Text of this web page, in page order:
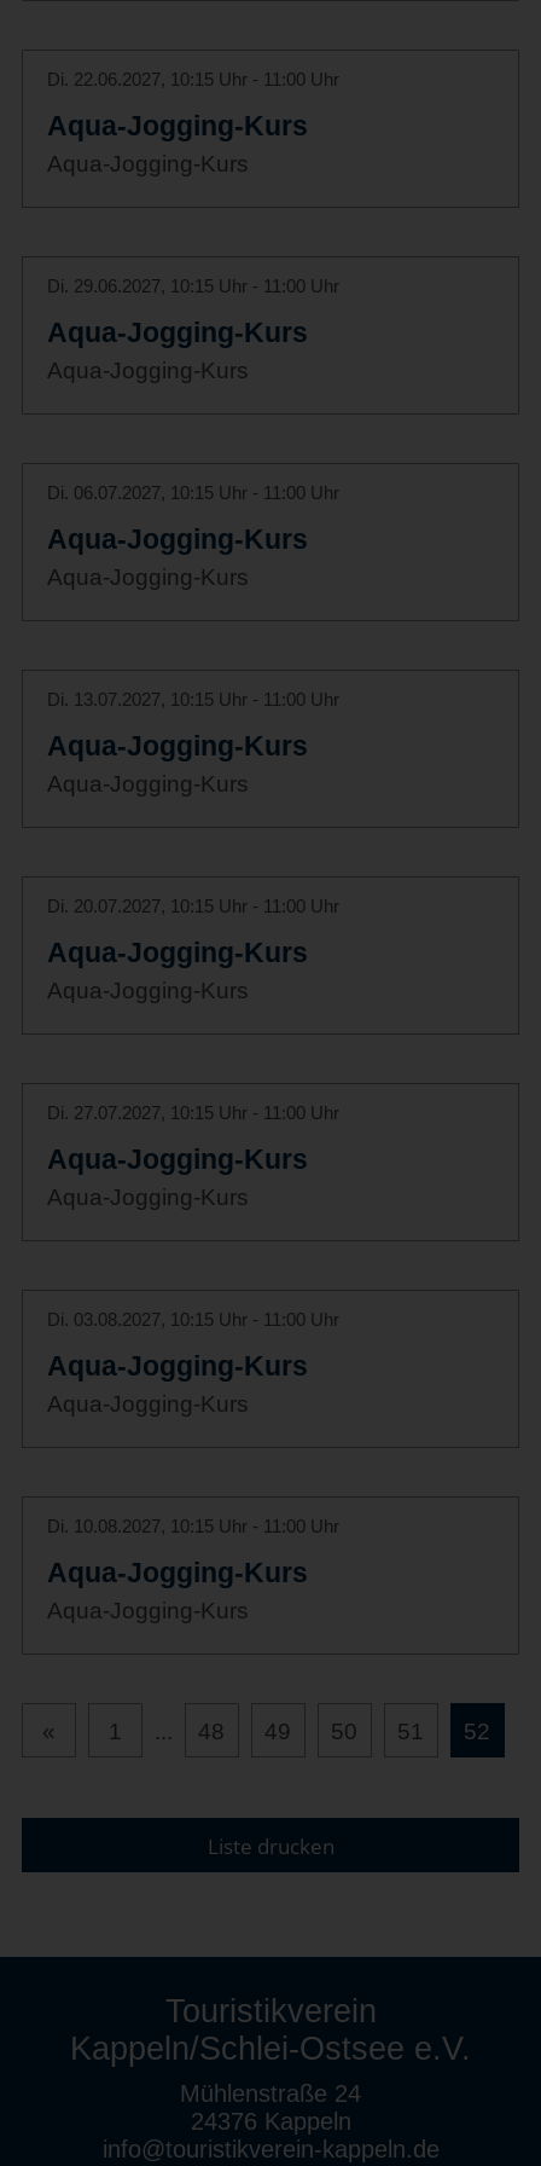
Di. 22.06.2027, 10:15 Uhr - 11:00 Uhr
Aqua-Jogging-Kurs
Aqua-Jogging-Kurs
Di. 29.06.2027, 10:15 Uhr - 11:00 Uhr
Aqua-Jogging-Kurs
Aqua-Jogging-Kurs
Di. 06.07.2027, 10:15 Uhr - 11:00 Uhr
Aqua-Jogging-Kurs
Aqua-Jogging-Kurs
Di. 13.07.2027, 10:15 Uhr - 11:00 Uhr
Aqua-Jogging-Kurs
Aqua-Jogging-Kurs
Di. 20.07.2027, 10:15 Uhr - 11:00 Uhr
Aqua-Jogging-Kurs
Aqua-Jogging-Kurs
Di. 27.07.2027, 10:15 Uhr - 11:00 Uhr
Aqua-Jogging-Kurs
Aqua-Jogging-Kurs
Di. 03.08.2027, 10:15 Uhr - 11:00 Uhr
Aqua-Jogging-Kurs
Aqua-Jogging-Kurs
Di. 10.08.2027, 10:15 Uhr - 11:00 Uhr
Aqua-Jogging-Kurs
Aqua-Jogging-Kurs
« 1 ... 48 49 50 51 52
Liste drucken
Touristikverein
Kappeln/Schlei-Ostsee e.V.
Mühlenstraße 24
24376 Kappeln
info@touristikverein-kappeln.de